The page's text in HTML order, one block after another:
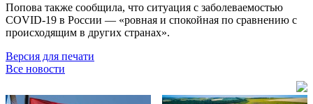
Попова также сообщила, что ситуация с заболеваемостью
COVID-19 в России — «ровная и спокойная по сравнению с
происходящим в других странах».
Версия для печати
Все новости